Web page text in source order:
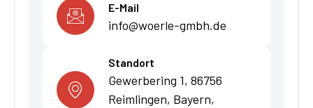
E-Mail
info@woerle-gmbh.de
Standort
Gewerbering 1, 86756
Reimlingen, Bayern,